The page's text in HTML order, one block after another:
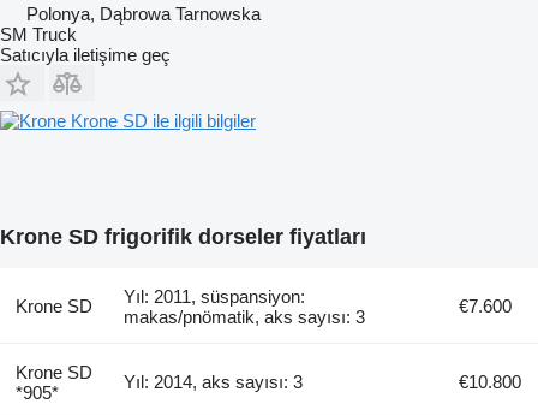
Polonya, Dąbrowa Tarnowska
SM Truck
Satıcıyla iletişime geç
Krone SD ile ilgili bilgiler
Krone SD frigorifik dorseler fiyatları
Krone SD
Yıl: 2011, süspansiyon:
makas/pnömatik, aks sayısı: 3
€7.600
Krone SD
*905*
Yıl: 2014, aks sayısı: 3 €10.800